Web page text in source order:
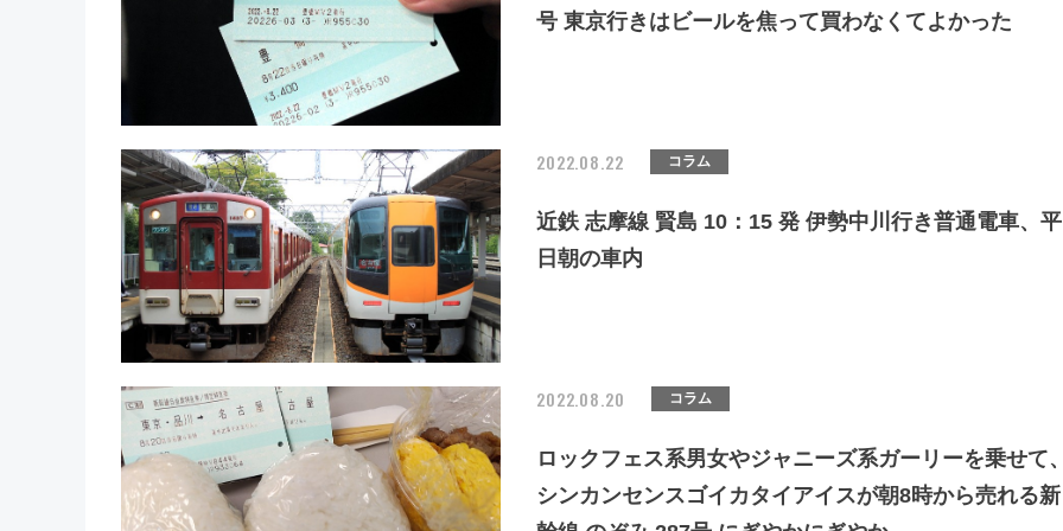
号 東京行きはビールを焦って買わなくてよかった
2022.08.22 コラム
近鉄 志摩線 賢島 10：15 発 伊勢中川行き普通電車、平
日朝の車内
2022.08.20 コラム
ロックフェス系男女やジャニーズ系ガーリーを乗せて
シンカンセンスゴイカタイアイスが朝8時から売れる新